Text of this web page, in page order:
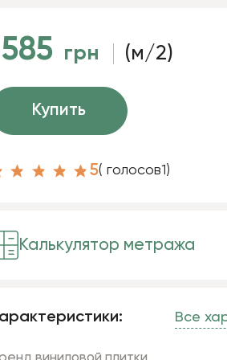
грн (м/2)
Купить
5( голосов1)
Калькулятор метража
Все